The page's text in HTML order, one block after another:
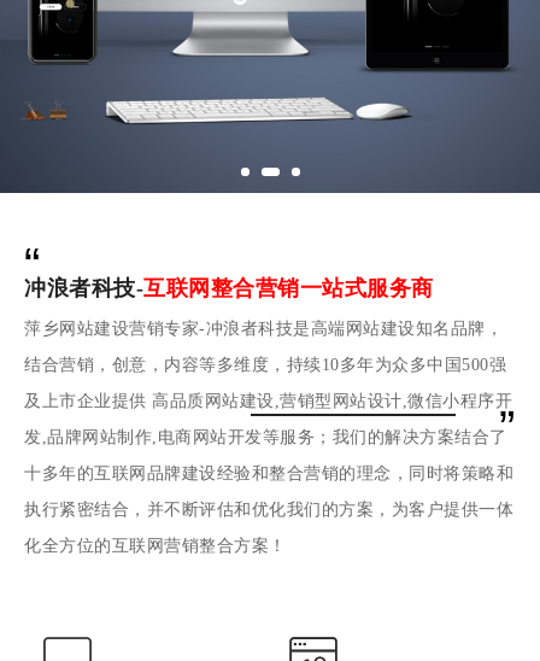
“
冲浪者科技-互联网整合营销一站式服务商
萍乡网站建设营销专家-冲浪者科技是高端网站建设知名品牌，
结合营销，创意，内容等多维度，持续10多年为众多中国500强
及上市企业提供 高品质网站建设,营销型网站设计,微信小程序开
发,品牌网站制作,电商网站开发等服务；我们的解决方案结合了
十多年的互联网品牌建设经验和整合营销的理念，同时将策略和
执行紧密结合，并不断评估和优化我们的方案，为客户提供一体
化全方位的互联网营销整合方案！
”